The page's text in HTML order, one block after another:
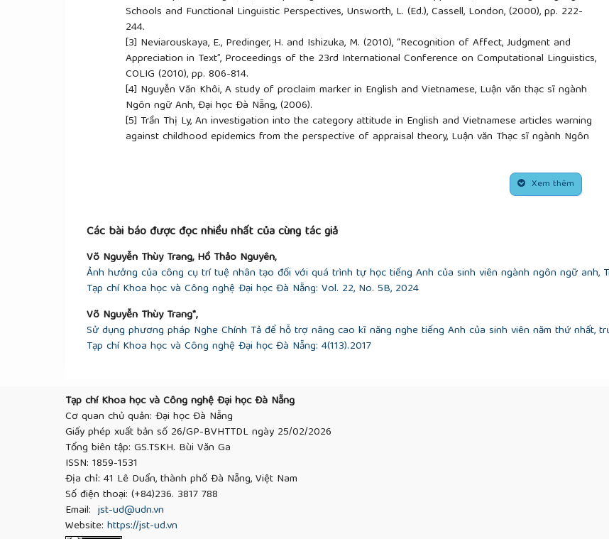
Schools and Functional Linguistic Perspectives, Unsworth, L. (Ed.), Cassell, London, (2000), pp. 222-
244.
[3] Neviarouskaya, E., Predinger, H. and Ishizuka, M. (2010), “Recognition of Affect, Judgment and
Appreciation in Text”, Proceedings of the 23rd International Conference on Computational Linguistics,
COLIG (2010), pp. 806-814.
[4] Nguyễn Văn Khôi, A study of proclaim marker in English and Vietnamese, Luận văn thạc sĩ ngành
Ngôn ngữ Anh, Đại học Đà Nẵng, (2006).
[5] Trần Thị Ly, An investigation into the category attitude in English and Vietnamese articles warning
against childhood epidemics from the perspective of appraisal theory, Luận văn Thạc sĩ ngành Ngôn
Nguyễn Hồng Sao, So sánh ngôn ngữ báo chí tiếng Việt và tiếng Anh qua một số thể loại, Luận
án Tiến sĩ ngành Ngôn ngữ học so sánh-đối chiếu, Đại học Quốc gia thành phố Hồ Chí Minh, (2010).
Huỳnh Thị Chuyên, Ngôn ngữ bình luận trong báo in tiếng Việt hiện nay, Luận án Tiến sĩ chưa xuất
[8]Halliday, M. A. K., An introduction to functional grammar, (3rd Ed.), Hodder Arnold, London, (2004).
Xem thêm
Các bài báo được đọc nhiều nhất của cùng tác giả
Võ Nguyễn Thùy Trang, Hồ Thảo Nguyên,
Ảnh hưởng của công cụ trí tuệ nhân tạo đối với quá trình tự học tiếng Anh của sinh viên ngành ngôn ngữ anh,
Tạp chí Khoa học và Công nghệ Đại học Đà Nẵng: Vol. 22, No. 5B, 2024
Võ Nguyễn Thùy Trang*,
Sử dụng phương pháp Nghe Chính Tả để hỗ trợ nâng cao kĩ năng nghe tiếng Anh của sinh viên năm thứ nhất,
Tạp chí Khoa học và Công nghệ Đại học Đà Nẵng: 4(113).2017
Tạp chí Khoa học và Công nghệ Đại học Đà Nẵng
Cơ quan chủ quản: Đại học Đà Nẵng
Giấy phép xuất bản số 26/GP-BVHTTDL ngày 25/02/2026
Tổng biên tập: GS.TSKH. Bùi Văn Ga
ISSN: 1859-1531
Địa chỉ: 41 Lê Duẩn, thành phố Đà Nẵng, Việt Nam
Số điện thoại: (+84)236. 3817 788
Email:jst-ud@udn.vn
Website: https://jst-ud.vn